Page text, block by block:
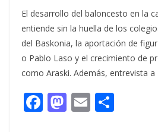
El desarrollo del baloncesto en la
entiende sin la huella de los
del Baskonia, la aportación de
o Pablo Laso y el crecimiento de
como Araski. Además, entrevista a
F M E